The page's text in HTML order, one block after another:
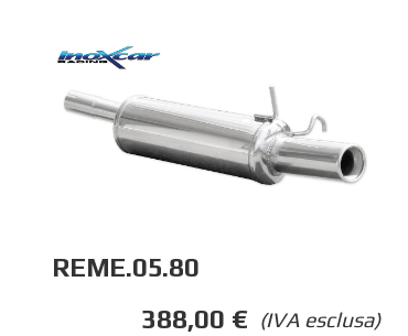
REME.05.80
(IVA esclusa)
388,00 €